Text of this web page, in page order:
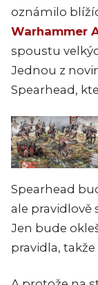
oznámilo
Warhammer
spoustu
Jednou z
Spearhead,
Spearhead
ale pravidlově
Jen bude
pravidla,